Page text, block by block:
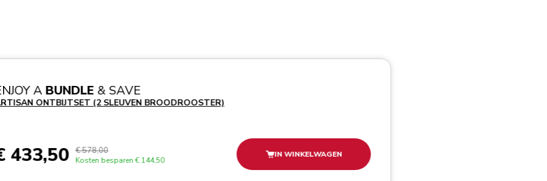
A BUNDLE & SAVE
ONTBIJTSET (2 SLEUVEN BROODROOSTER)
433,50 € 578,00
Kosten besparen € 144,50
IN WINKELWAGEN